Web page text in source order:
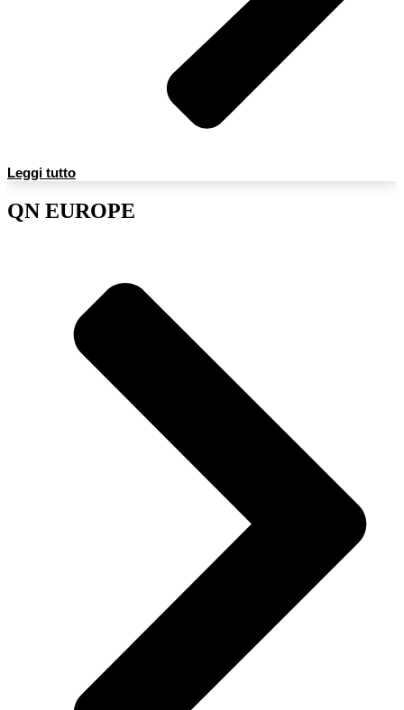
Leggi tutto
QN EUROPE